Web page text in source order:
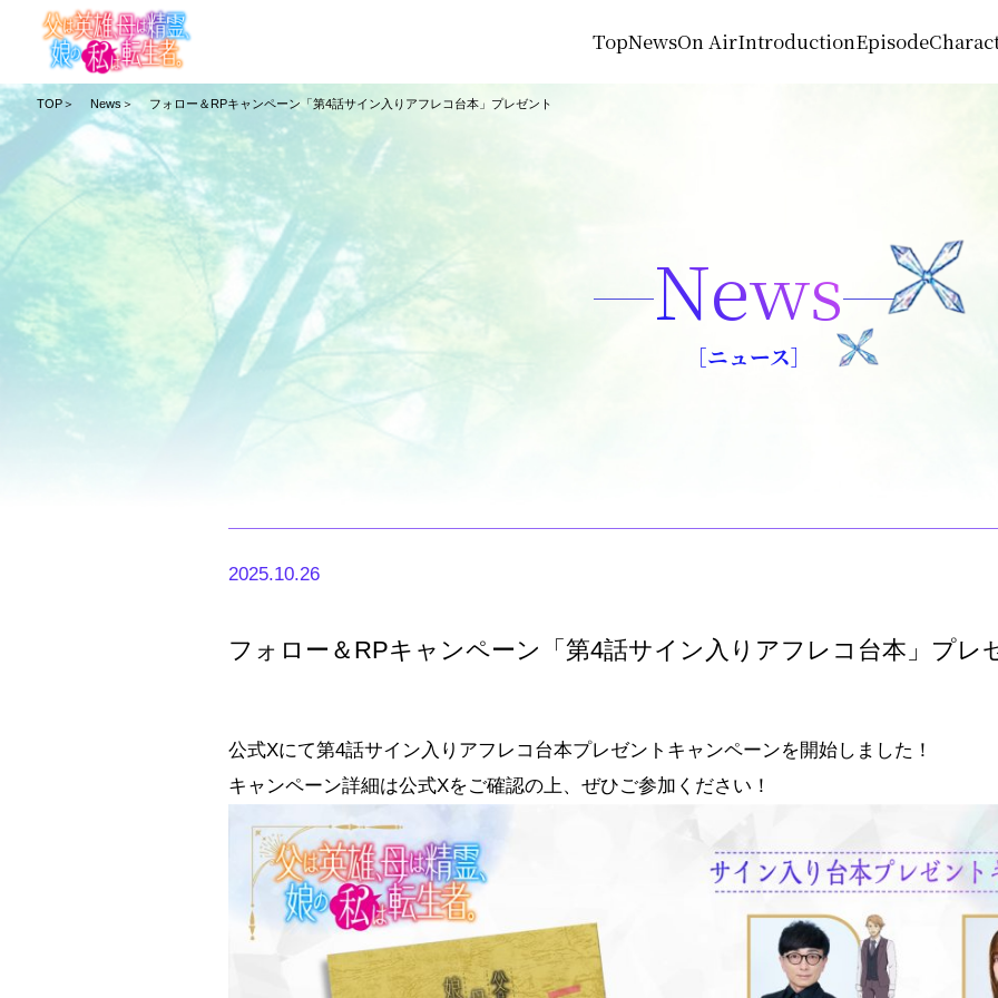
TopNewsOn AirIntroductionEpisode
TOP News フォロー＆RPキャンペーン「第4話サイン入りアフレコ台本」プレゼント
News
［ニュース］
2025.10.26
フォロー＆RPキャンペーン「第4話サイン入りアフレコ台本」プレ
公式Xにて第4話サイン入りアフレコ台本プレゼントキャンペーンを開始しました！
キャンペーン詳細は公式Xをご確認の上、ぜひご参加ください！